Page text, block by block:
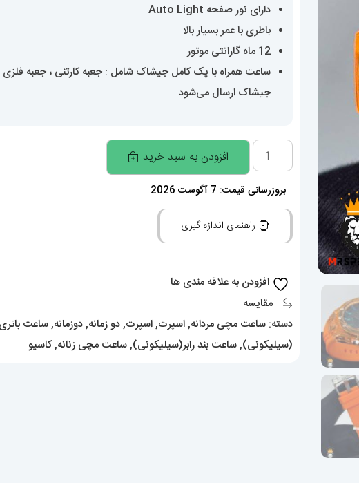
دارای نور صفحه Auto Light
باطری با عمر بسیار بالا
12 ماه گارانتی موتور
ساعت همراه با پک کامل جیشاک شامل : جعبه کارتنی ، جعبه فلزی
جیشاک ارسال می‌شود
ساعت
کاسیو
جی
شاک
Casio
Shock
020115
افزودن به سبد خرید
بروزرسانی قیمت: 7 آگوست 2026
راهنمای اندازه گیری
افزودن به علاقه مندی ها
مقایسه
دسته: ساعت مچی مردانه,اسپرت,اسپرت,دو زمانه,دوزمانه,ساعت
(سیلیکونی),ساعت بند رابر(سیلیکونی),ساعت مچی زنانه,کاسیو